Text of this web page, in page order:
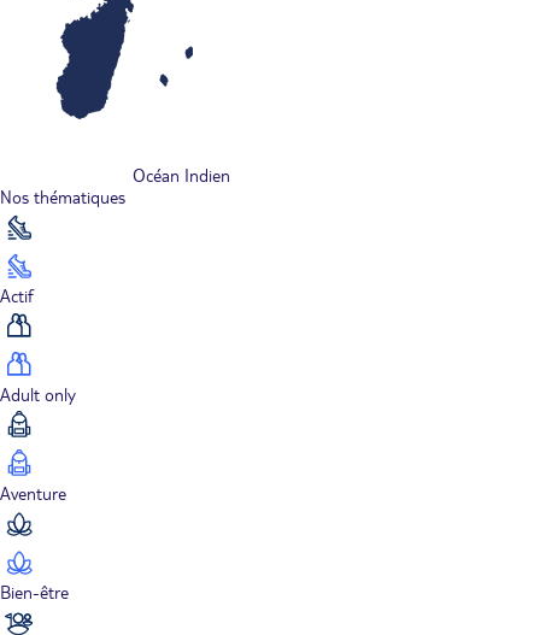
Océan Indien
Nos thématiques
Actif
Adult only
Aventure
Bien-être